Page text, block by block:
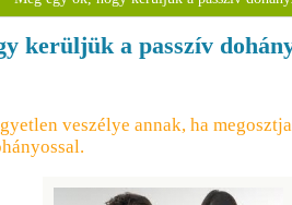
kerüljük a passzív
veszélye annak, ha megosztja